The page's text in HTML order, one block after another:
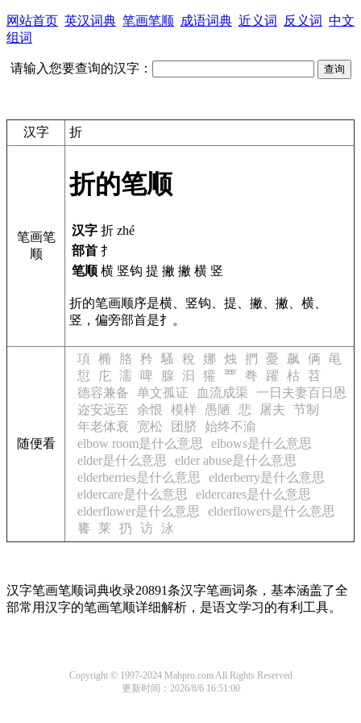
网站首页 英汉词典 笔画笔顺 成语词典 近义词 反义词 中文
组词
请输入您要查询的汉字：
汉字 折
笔画笔
顺
折的笔顺
汉字 折 zhé
部首 扌
笔顺 横 竖钩 提 撇 撇 横 竖
折的笔画顺序是横、竖钩、提、撇、撇、横、
竖，偏旁部首是扌。
随便看
項 椭 胳 矜 騷 稅 娜 烛 捫 憂 飙 俩
黾
愆
庀 濡 啤 腺 汩 獾 覀 弮 躍 枯
苕
德容兼备
单文孤证 血流成渠
一日夫妻百日恩
迩安远至
余恨 模样 愚陋 悲 屠夫
节制
年老体衰
宽松 团脐
始终不渝
elbow room是什么意思
elbows是什么意思
elder是什么意思
elder abuse是什么意思
elderberries是什么意思
elderberry是什么意思
eldercare是什么意思
eldercares是什么意思
elderflower是什么意思
elderflowers是什么意思
饔
莱 扔 访 泳
汉字笔画笔顺词典收录20891条汉字笔画词条，基本涵盖了全
部常用汉字的笔画笔顺详细解析，是语文学习的有利工具。
Copyright © 1997-2024 Mahpro.com All Rights Reserved
更新时间：2026/8/6 16:51:00